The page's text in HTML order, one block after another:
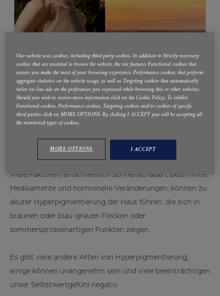
Viele Faktoren, einschließlich Sonnenschäden, bestimmte
Medikamente und hormonelle Veränderungen, können zu
akuter Hyperpigmentierung der Haut führen, die sich in
braunen oder blau-grauen Flecken oder
sommersprossenartigen Punkten zeigen.
Es gibt viele andere Arten von Hyperpigmentierung,
einige können unangenehm sein und viele beeinträchtigen
unser Selbstwertgefühl negativ.
Our website uses cookies, including third party cookies. In addition to Strictly necessary
cookies that are essential to browse the website, the site features Functional cookies that
ensure you make the most of your browsing experience, Performance cookies, that perform
aggregate statistics on the website usage, as well as Targeting cookies that automatically
tailor on-line ads on the preferences you expressed while browsing this or other websites.
Should you wish to receive more information click on the Cookie Policy. To inhibit
Functional cookies, Performance cookies, Targeting cookies and/or cookies of specific
third parties click on MORE OPTIONS. By clicking I ACCEPT you will be accepting all
the mentioned types of cookies.
MORE OPTIONS I ACCEPT